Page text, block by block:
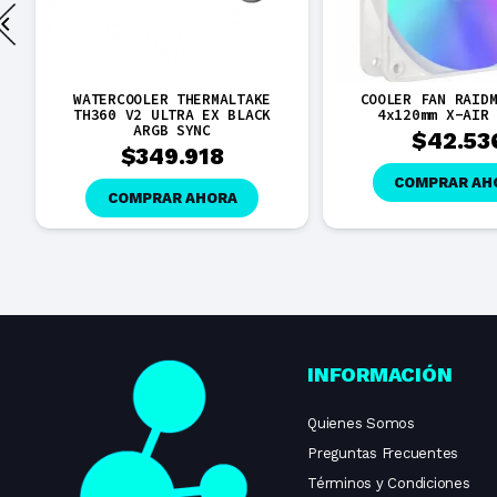
WATERCOOLER THERMALTAKE
TH360 V2 ULTRA EX BLACK
ARGB SYNC
$349.918
COMPRAR AHORA
COOLER FAN
4x120mm X-AIR
$
COMPRAR
INFORMACIÓN
Quienes Somos
Preguntas Frecuentes
Términos y Condiciones